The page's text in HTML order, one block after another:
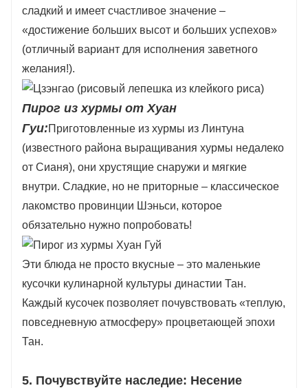
сладкий и имеет счастливое значение –
«достижение больших высот и больших успехов»
(отличный вариант для исполнения заветного
желания!).
Пирог из хурмы от Хуан
Гуи:Приготовленные из хурмы из Линтуна
(известного района выращивания хурмы недалеко
от Сианя), они хрустящие снаружи и мягкие
внутри. Сладкие, но не приторные – классическое
лакомство провинции Шэньси, которое
обязательно нужно попробовать!
Эти блюда не просто вкусные – это маленькие
кусочки кулинарной культуры династии Тан.
Каждый кусочек позволяет почувствовать «теплую,
повседневную атмосферу» процветающей эпохи
Тан.
5. Почувствуйте наследие: Несение